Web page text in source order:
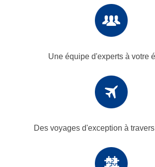
Une équipe d'experts à votre
Des voyages d'exception à